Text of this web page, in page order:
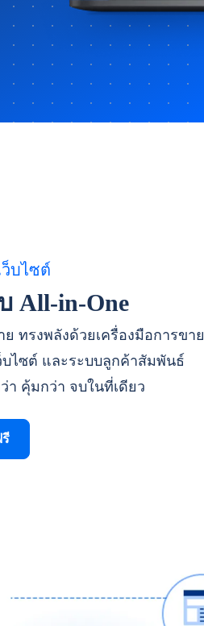
ว็บไซต์
All-in-One
ย ทรงพลังด้วยเครื่องมือการขาย
ไซต์ และระบบลูกค้าสัมพันธ์
คุ้มกว่า จบในที่เดียว